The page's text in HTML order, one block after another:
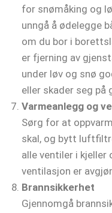
for snømåking og
unngå å ødelegge
om du bor i
er fjerning av
under løv og snø
eller skader seg på
Varmeanlegg og
Sørg for at
skal, og bytt
alle ventiler i kjeller
ventilasjon er
Brannsikkerhet
Gjennomgå